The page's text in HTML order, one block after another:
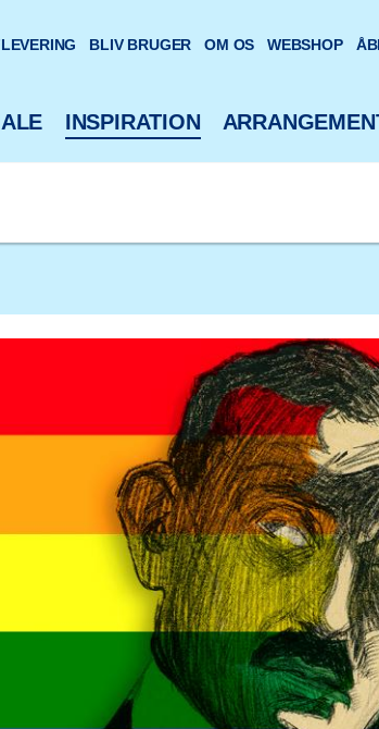
INSPIRATION
BLIV BRUGER OM OS WEBSHOP